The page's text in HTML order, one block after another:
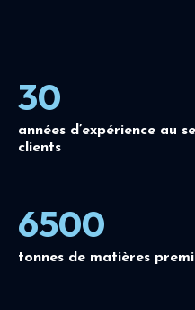
30
années d’expérience au
clients
6500
tonnes de matières